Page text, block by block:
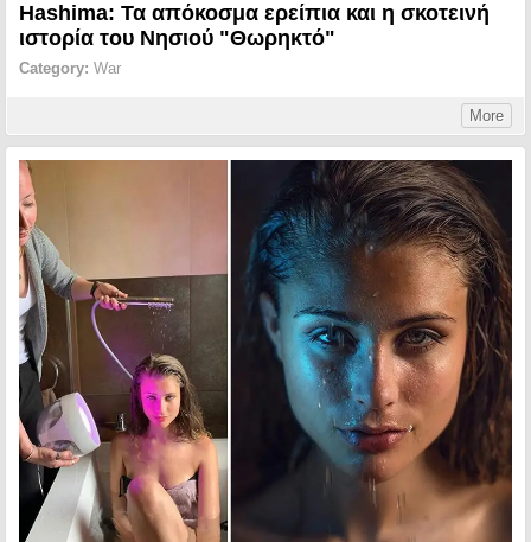
Hashima: Τα απόκοσμα ερείπια και η σκοτεινή
ιστορία του Νησιού "Θωρηκτό"
Category: War
More